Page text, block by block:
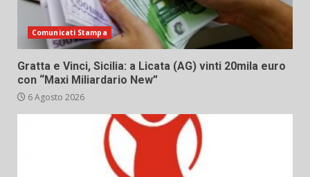
Comunicati Stampa
Gratta e Vinci, Sicilia: a Licata (AG) vinti 20mila euro
con “Maxi Miliardario New”
6 Agosto 2026